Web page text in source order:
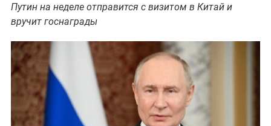
Путин на неделе отправится с визитом в Китай и
вручит госнаграды